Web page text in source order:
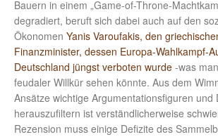
Bauern in einem „Game-of-Throne-
degradiert, beruft sich dabei auch auf den
Ökonomen Yanis Varoufakis, den
Finanzminister, dessen Europa-Wahlkampf-
Deutschland jüngst verboten wurde -was
feudaler Willkür sehen könnte. Aus dem
Ansätze wichtige Argumentationsfiguren und
herauszufiltern ist verständlicherweise
Rezension muss einige Defizite des